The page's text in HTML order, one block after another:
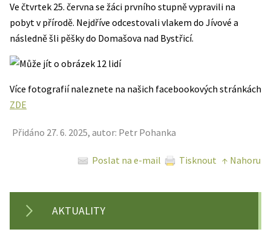
Ve čtvrtek 25. června se žáci prvního stupně vypravili na
pobyt v přírodě. Nejdříve odcestovali vlakem do Jívové a
následně šli pěšky do Domašova nad Bystřicí.
Více fotografií naleznete na našich facebookových stránkách
ZDE
Přidáno 27. 6. 2025, autor: Petr Pohanka
Poslat na e-mail Tisknout ↑ Nahoru
AKTUALITY